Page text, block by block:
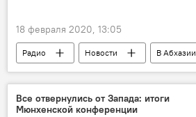
18 февраля 2020, 13:05
Радио Новости В Абхазии
Все отвернулись от Запада: итоги
Мюнхенской конференции